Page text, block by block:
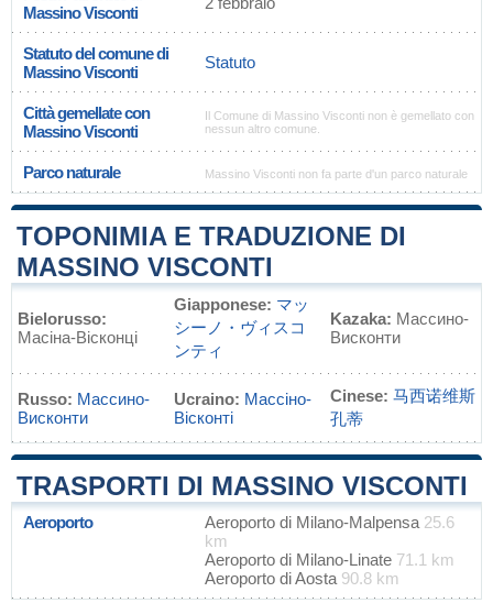
Massino Visconti
Statuto del comune di
Massino Visconti
Statuto
Città gemellate con
Massino Visconti
Il Comune di Massino Visconti non è gemellato con
nessun altro comune.
Parco naturale Massino Visconti non fa parte d'un parco naturale
TOPONIMIA E TRADUZIONE DI
MASSINO VISCONTI
Bielorusso:
Масіна-Вісконці
Giapponese: マッ
シーノ・ヴィスコ
ンティ
Kazaka: Массино-
Висконти
Russo: Массино-
Висконти
Ucraino: Массіно-
Вісконті
Cinese: 马西诺维斯
孔蒂
TRASPORTI DI MASSINO VISCONTI
Aeroporto Aeroporto di Milano-Malpensa 25.6
km
Aeroporto di Milano-Linate 71.1 km
Aeroporto di Aosta 90.8 km